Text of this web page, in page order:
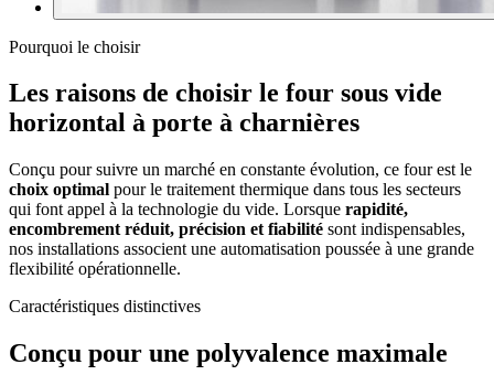
Pourquoi le choisir
Les raisons de choisir le four sous vide
horizontal à porte à charnières
Conçu pour suivre un marché en constante évolution, ce four est le
choix optimal pour le traitement thermique dans tous les secteurs
qui font appel à la technologie du vide. Lorsque rapidité,
encombrement réduit, précision et fiabilité sont indispensables,
nos installations associent une automatisation poussée à une grande
flexibilité opérationnelle.
Caractéristiques distinctives
Conçu pour une polyvalence maximale